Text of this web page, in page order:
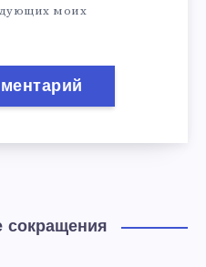
моих
сокращения